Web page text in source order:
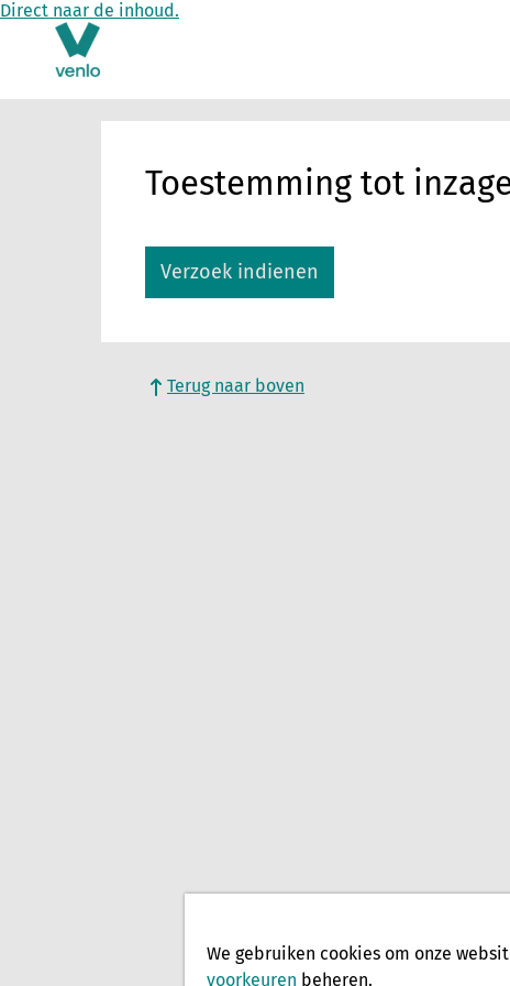
Direct naar de inhoud.
Toestemming tot
Verzoek indienen
Terug naar boven
We gebruiken cookies om onze
voorkeuren beheren.